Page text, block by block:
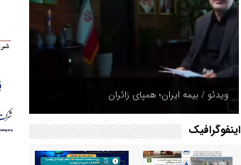
ویدئو / بیمه ایران؛ همپای زائران
اینفوگرافیک